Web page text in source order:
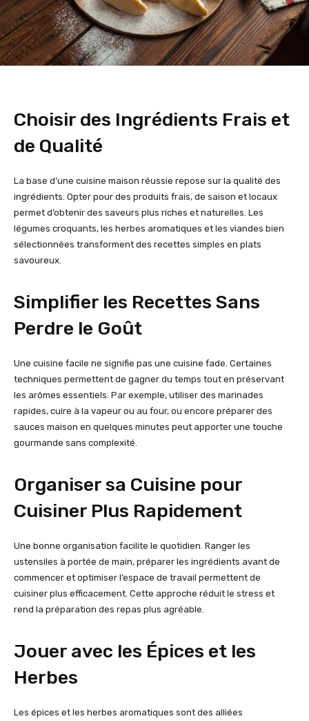
Choisir des Ingrédients Frais et
de Qualité
La base d’une cuisine maison réussie repose sur la qualité des
ingrédients. Opter pour des produits frais, de saison et locaux
permet d’obtenir des saveurs plus riches et naturelles. Les
légumes croquants, les herbes aromatiques et les viandes bien
sélectionnées transforment des recettes simples en plats
savoureux.
Simplifier les Recettes Sans
Perdre le Goût
Une cuisine facile ne signifie pas une cuisine fade. Certaines
techniques permettent de gagner du temps tout en préservant
les arômes essentiels. Par exemple, utiliser des marinades
rapides, cuire à la vapeur ou au four, ou encore préparer des
sauces maison en quelques minutes peut apporter une touche
gourmande sans complexité.
Organiser sa Cuisine pour
Cuisiner Plus Rapidement
Une bonne organisation facilite le quotidien. Ranger les
ustensiles à portée de main, préparer les ingrédients avant de
commencer et optimiser l’espace de travail permettent de
cuisiner plus efficacement. Cette approche réduit le stress et
rend la préparation des repas plus agréable.
Jouer avec les Épices et les
Herbes
Les épices et les herbes aromatiques sont des alliées